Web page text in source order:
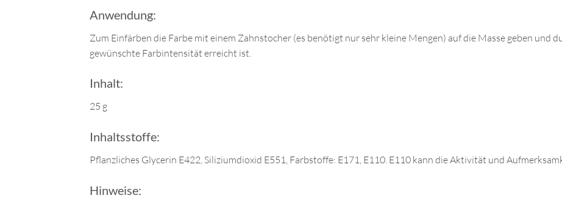
Anwendung:
Zum Einfärben die Farbe mit einem Zahnstocher (es benötigt nur sehr kleine Mengen) auf die Masse geben und
gewünschte Farbintensität erreicht ist.
Inhalt:
25 g
Inhaltsstoffe:
Pflanzliches Glycerin E422, Siliziumdioxid E551, Farbstoffe: E171, E110. E110 kann die Aktivität und
Hinweise: